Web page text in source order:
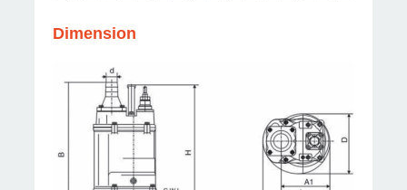
Dimension